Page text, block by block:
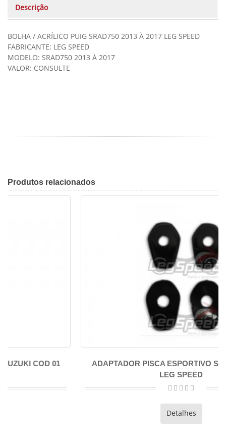
Descrição
BOLHA / ACRÍLICO PUIG SRAD750 2013 À 2017 LEG SPEED
FABRICANTE: LEG SPEED
MODELO: SRAD750 2013 À 2017
VALOR: CONSULTE
Produtos relacionados
ADAPTADOR PISCA ESPORTIVO SUZUKI COD 02